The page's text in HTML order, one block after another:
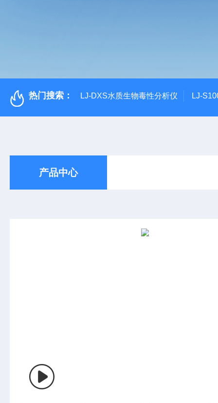
热门搜索： LJ-DXS水质生物毒性分析仪 LJ-
产品中心